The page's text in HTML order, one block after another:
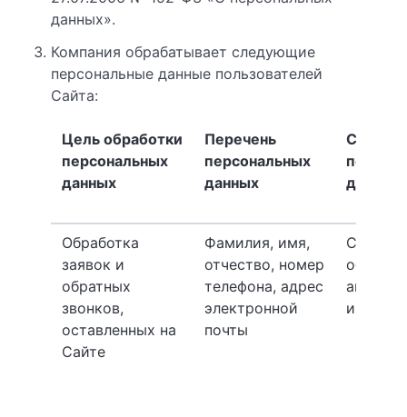
данных».
Компания обрабатывает следующие
персональные данные пользователей
Сайта:
Цель обработки
персональных
данных
Перечень
персональных
данных
Способ
данных
Обработка
заявок и
обратных
звонков,
оставленных на
Сайте
Фамилия, имя,
отчество, номер
телефона, адрес
электронной
почты
и